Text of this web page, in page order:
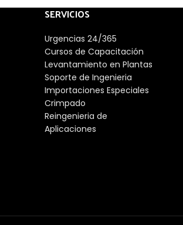
SERVICIOS
Urgencias 24/365
Cursos de Capacitación
Levantamiento en Plantas
Soporte de Ingenieria
Importaciones Especiales
Crimpado
Reingenieria de
Aplicaciones